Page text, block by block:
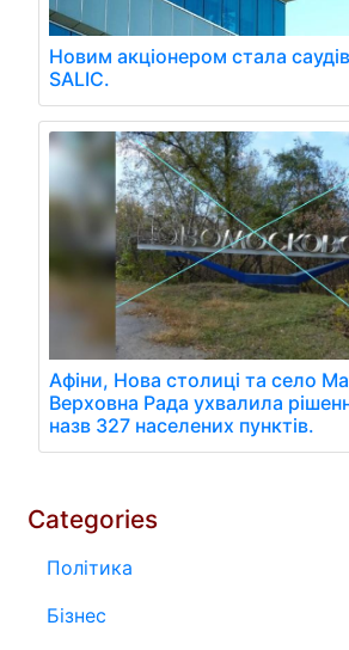
Новим акціонером стала
SALIC.
Афіни, Нова столиці та село
Верховна Рада ухвалила
назв 327 населених пунктів.
Categories
Політика
Бізнес